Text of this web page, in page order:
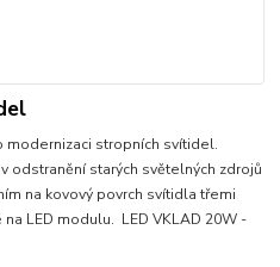
modernizaci stropních svítidel.
odstranění starých světelných zdrojů
na kovový povrch svítidla třemi
LED modulu. LED VKLAD 20W -